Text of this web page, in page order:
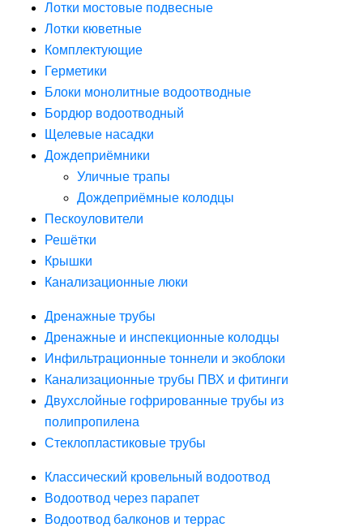
Лотки мостовые подвесные
Лотки кюветные
Комплектующие
Герметики
Блоки монолитные водоотводные
Бордюр водоотводный
Щелевые насадки
Дождеприёмники
Уличные трапы
Дождеприёмные колодцы
Пескоуловители
Решётки
Крышки
Канализационные люки
Дренажные трубы
Дренажные и инспекционные колодцы
Инфильтрационные тоннели и экоблоки
Канализационные трубы ПВХ и фитинги
Двухслойные гофрированные трубы из
полипропилена
Стеклопластиковые трубы
Классический кровельный водоотвод
Водоотвод через парапет
Водоотвод балконов и террас